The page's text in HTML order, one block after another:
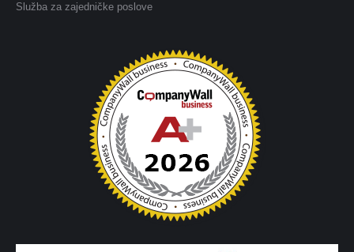
Služba za zajedničke poslove